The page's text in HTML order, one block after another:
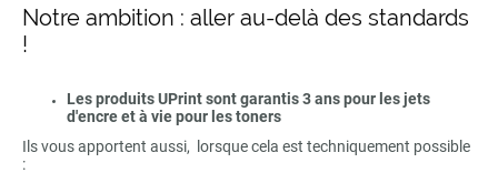
Notre ambition : aller au-delà des standards
!
Les produits UPrint sont garantis 3 ans pour les jets
d'encre et à vie pour les toners
Ils vous apportent aussi, lorsque cela est techniquement possible
: